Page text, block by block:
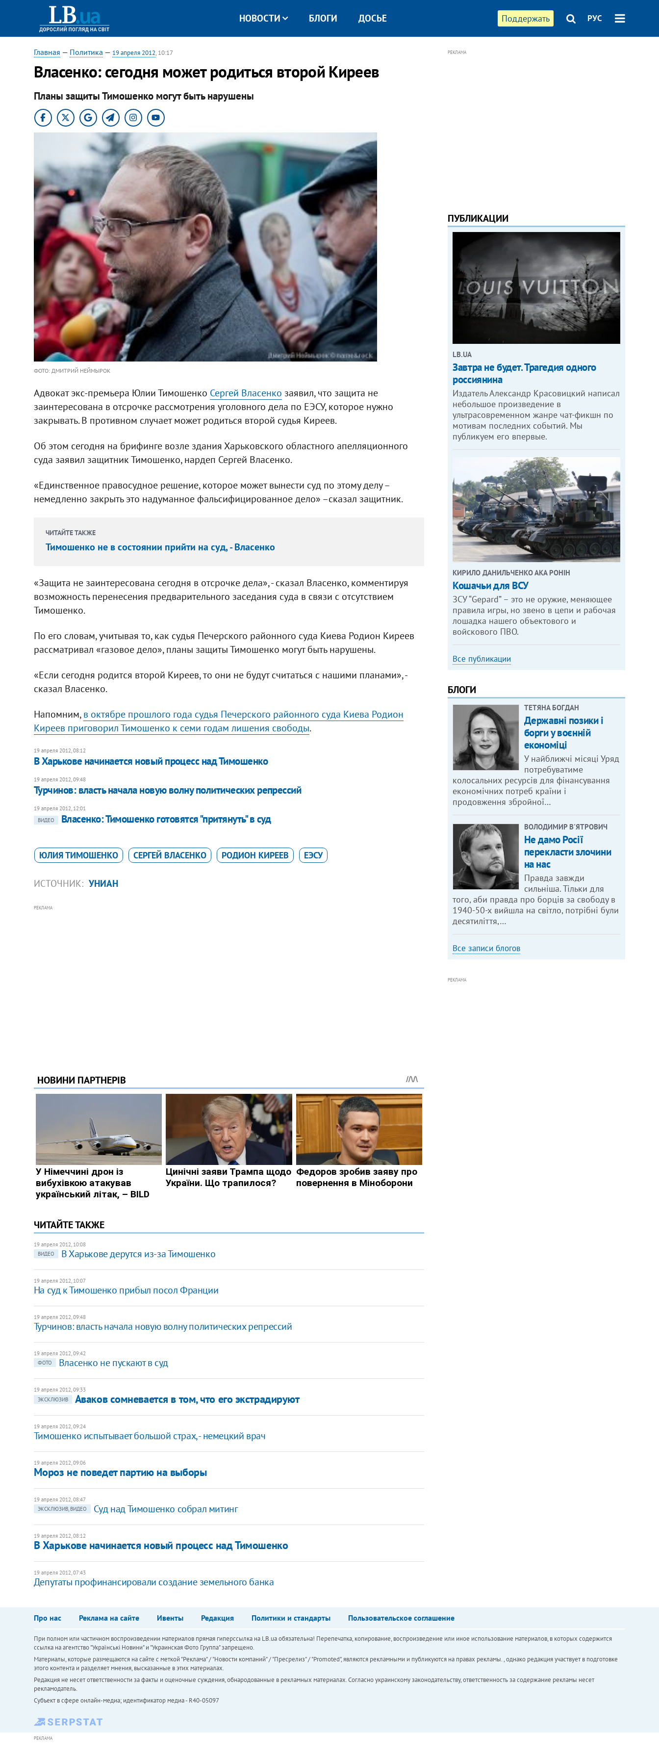
Поддержать РУС
НОВОСТИ БЛОГИ ДОСЬЕ
Главная — Политика — 19 апреля 2012, 10:17
Власенко: сегодня может родиться второй Киреев
Планы защиты Тимошенко могут быть нарушены
ФОТО: ДМИТРИЙ НЕЙМЫРОК
Адвокат экс-премьера Юлии Тимошенко Сергей Власенко заявил, что защита не
заинтересована в отсрочке рассмотрения уголовного дела по ЕЭСУ, которое нужно
закрывать. В противном случает может родиться второй судья Киреев.
Об этом сегодня на брифинге возле здания Харьковского областного апелляционного
суда заявил защитник Тимошенко, нардеп Сергей Власенко.
«Единственное правосудное решение, которое может вынести суд по этому делу –
немедленно закрыть это надуманное фальсифицированное дело» –сказал защитник.
ЧИТАЙТЕ ТАКЖЕ
Тимошенко не в состоянии прийти на суд, - Власенко
«Защита не заинтересована сегодня в отсрочке дела», - сказал Власенко, комментируя
возможность перенесения предварительного заседания суда в связи с отсутствием
Тимошенко.
По его словам, учитывая то, как судья Печерского районного суда Киева Родион Киреев
рассматривал «газовое дело», планы защиты Тимошенко могут быть нарушены.
«Если сегодня родится второй Киреев, то они не будут считаться с нашими планами», -
сказал Власенко.
Напомним,в октябре прошлого года судья Печерского районного суда Киева Родион
Киреев приговорил Тимошенко к семи годам лишения свободы.
19 апреля 2012, 08:12
В Харькове начинается новый процесс над Тимошенко
19 апреля 2012, 09:48
Турчинов: власть начала новую волну политических репрессий
19 апреля 2012, 12:01
ВИДЕО
Власенко: Тимошенко готовятся "притянуть" в суд
ЮЛИЯ ТИМОШЕНКО СЕРГЕЙ ВЛАСЕНКО РОДИОН КИРЕЕВ ЕЭСУ
ИСТОЧНИК: УНИАН
РЕКЛАМА
ЧИТАЙТЕ ТАКЖЕ
19 апреля 2012, 10:08
ВИДЕО
В Харькове дерутся из-за Тимошенко
19 апреля 2012, 10:07
На суд к Тимошенко прибыл посол Франции
19 апреля 2012, 09:48
Турчинов: власть начала новую волну политических репрессий
19 апреля 2012, 09:42
ФОТО
Власенко не пускают в суд
19 апреля 2012, 09:33
ЭКСКЛЮЗИВ
Аваков сомневается в том, что его экстрадируют
19 апреля 2012, 09:24
Тимошенко испытывает большой страх, - немецкий врач
19 апреля 2012, 09:06
Мороз не поведет партию на выборы
19 апреля 2012, 08:47
ЭКСКЛЮЗИВ, ВИДЕО
Суд над Тимошенко собрал митинг
19 апреля 2012, 08:12
В Харькове начинается новый процесс над Тимошенко
19 апреля 2012, 07:43
Депутаты профинансировали создание земельного банка
РЕКЛАМА
ПУБЛИКАЦИИ
LB.UA
Завтра не будет. Трагедия одного
россиянина
Издатель Александр Красовицкий написал
небольшое произведение в
ультрасовременном жанре чат-фикшн по
мотивам последних событий. Мы
публикуем его впервые.
КИРИЛО ДАНИЛЬЧЕНКО АКА РОНІН
Кошачьи для ВСУ
ЗСУ “Gepard” – это не оружие, меняющее
правила игры, но звено в цепи и рабочая
лошадка нашего объектового и
войскового ПВО.
Все публикации
БЛОГИ
ТЕТЯНА БОГДАН
Державні позики і
борги у воєнній
економіці
У найближчі місяці Уряд
потребуватиме
колосальних ресурсів для фінансування
економічних потреб країни і
продовження збройної…
ВОЛОДИМИР В'ЯТРОВИЧ
Не дамо Росії
перекласти злочини
на нас
Правда завжди
сильніша. Тільки для
того, аби правда про борців за свободу в
1940-50-х вийшла на світло, потрібні були
десятиліття,…
Все записи блогов
РЕКЛАМА
Про нас Реклама на сайте Ивенты Редакция Политики и стандарты Пользовательское соглашение
При полном или частичном воспроизведении материалов прямая гиперссылка на LB.ua обязательна! Перепечатка, копирование, воспроизведение или иное использование материалов, в которых содержится
ссылка на агентство "Українськi Новини" и "Украинская Фото Группа" запрещено.
Материалы, которые размещаются на сайте с меткой "Реклама" / "Новости компаний" / "Пресрелиз" / "Promoted", являются рекламными и публикуются на правах рекламы. , однако редакция участвует в подготовке
этого контента и разделяет мнения, высказанные в этих материалах.
Редакция не несет ответственности за факты и оценочные суждения, обнародованные в рекламных материалах. Согласно украинскому законодательству, ответственность за содержание рекламы несет
рекламодатель.
Субъект в сфере онлайн-медиа; идентификатор медиа - R40-05097
РЕКЛАМА